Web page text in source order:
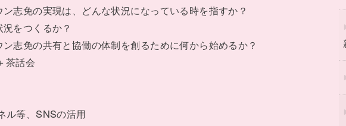
免の実現は、どんな状況になっている時を指すか？
をつくるか？
免の共有と協働の体制を創るために何から始めるか？
話会
等、SNSの活用